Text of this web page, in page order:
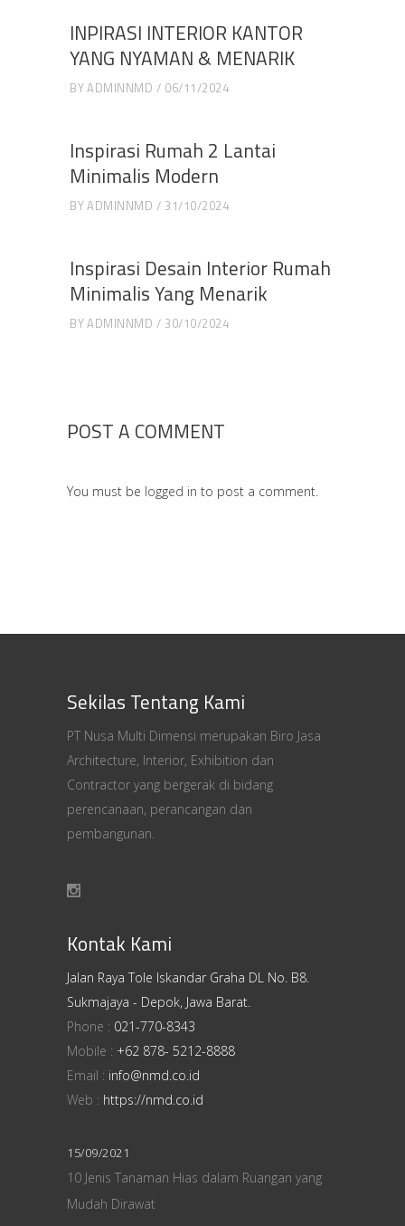
INPIRASI INTERIOR KANTOR
YANG NYAMAN & MENARIK
BYADMINNMD 06/11/2024
Inspirasi Rumah 2 Lantai
Minimalis Modern
BYADMINNMD 31/10/2024
Inspirasi Desain Interior Rumah
Minimalis Yang Menarik
BYADMINNMD 30/10/2024
POST A COMMENT
You must be logged in to post a comment.
Sekilas Tentang Kami
PT Nusa Multi Dimensi merupakan Biro Jasa
Architecture, Interior, Exhibition dan
Contractor yang bergerak di bidang
perencanaan, perancangan dan
pembangunan.
Kontak Kami
Jalan Raya Tole Iskandar Graha DL No. B8.
Sukmajaya - Depok, Jawa Barat.
Phone : 021-770-8343
Mobile : +62 878- 5212-8888
Email : info@nmd.co.id
Web : https://nmd.co.id
15/09/2021
10 Jenis Tanaman Hias dalam Ruangan yang
Mudah Dirawat